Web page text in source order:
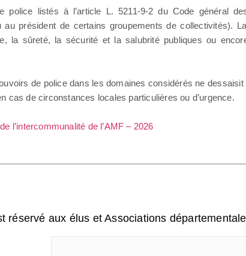
police listés à l’article L. 5211-9-2 du Code général
au président de certains groupements de
la sûreté, la sécurité et la salubrité publiques ou
de police dans les domaines considérés ne
cas de circonstances locales particulières ou d’urgence.
l’intercommunalité de l’AMF – 2026
réservé aux élus et Associations